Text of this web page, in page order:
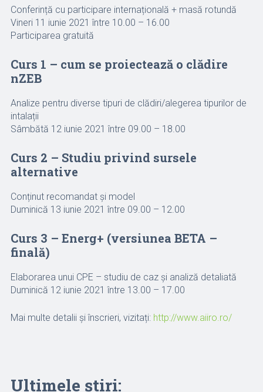
Conferință cu participare internațională + masă rotundă
Vineri 11 iunie 2021 între 10.00 – 16.00
Participarea gratuită
Curs 1 – cum se proiectează o clădire
nZEB
Analize pentru diverse tipuri de clădiri/alegerea tipurilor de
intalații
Sâmbătă 12 iunie 2021 între 09.00 – 18.00
Curs 2 – Studiu privind sursele
alternative
Conținut recomandat și model
Duminică 13 iunie 2021 între 09.00 – 12.00
Curs 3 – Energ+ (versiunea BETA –
finală)
Elaborarea unui CPE – studiu de caz și analiză detaliată
Duminică 12 iunie 2021 între 13.00 – 17.00
Mai multe detalii și înscrieri, vizitați: http://www.aiiro.ro/
Ultimele știri: